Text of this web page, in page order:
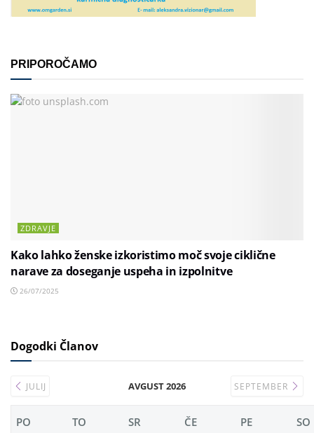
PRIPOROČAMO
ZDRAVJE
Kako lahko ženske izkoristimo moč svoje ciklične
narave za doseganje uspeha in izpolnitve
26/07/2025
Dogodki Članov
JULIJ AVGUST 2026 SEPTEMBER
PO TO SR ČE PE SO